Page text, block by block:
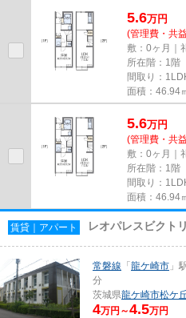
5.6万円
(管理費・共
敷：0ヶ月｜
所在階：1階
間取り：
面積：46.94
5.6万円
(管理費・共
敷：0ヶ月｜
所在階：1階
間取り：
面積：46.94
賃貸｜アパート レオパレスビクト
常磐線 「 龍ケ崎市 」
分
茨城県龍ケ崎市松ケ
4万円～4.5万円